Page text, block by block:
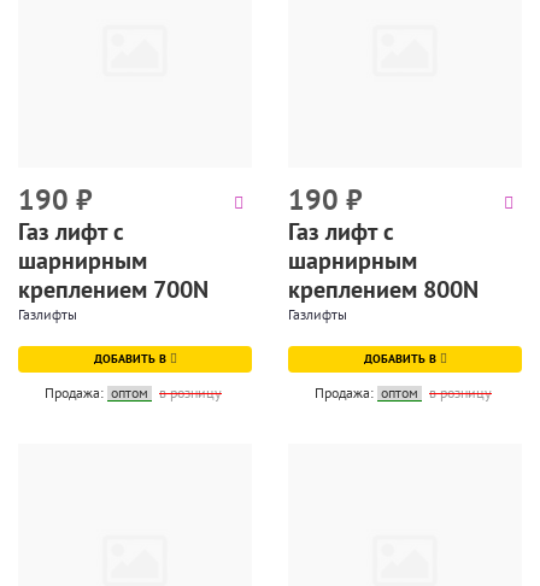
190 ₽
Газ лифт с
шарнирным
креплением 700N
Газлифты
ДОБАВИТЬ В
Продажа: оптом в розницу
190 ₽
Газ лифт с
шарнирным
креплением 800N
Газлифты
ДОБАВИТЬ В
Продажа: оптом в розницу